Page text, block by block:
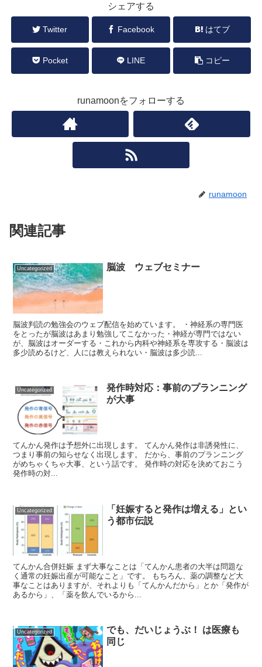
シェアする
Twitter Facebook はてブ
Pocket LINE コピー
runamoonをフォローする
runamoon
関連記事
Uncategorized 脳波 ウェブセミナー
脳波判読の勉強会のウェブ配信を始めています。 ・神経系の専門医
をとったが脳波はあまり勉強してこなかった・神経が専門ではない
が、脳波はオーダーする・これから内科や神経系を専攻する・脳波は
多少読めるけど、人には教えられない・脳波は多少読...
Uncategorized
発作時対応：事前のプランニング
が大事
てんかん発作は予想外に出現します。 てんかん発作は非誘発性に、
つまり事前の知らせなく出現します。 だから、事前のプランニング
がめちゃくちゃ大事、という話です。 発作時の対応を決めておこう
発作時の対...
Uncategorized
「妊娠すると発作は増える」とい
う都市伝説
てんかん合併妊娠 まず大事なことは「てんかん患者の大半は問題な
く通常の妊娠出産が可能なこと」です。 もちろん、薬の調整など大
事なことはありますが、それよりも「てんかんだから」とか「発作が
あるから」、「薬を飲んでいるから...
Uncategorized
でも、だいじょうぶ！ は医療も
同じ